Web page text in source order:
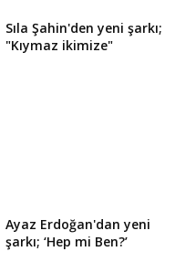
Sıla Şahin'den yeni şarkı;
"Kıymaz ikimize"
Ayaz Erdoğan'dan yeni
şarkı; ‘Hep mi Ben?’